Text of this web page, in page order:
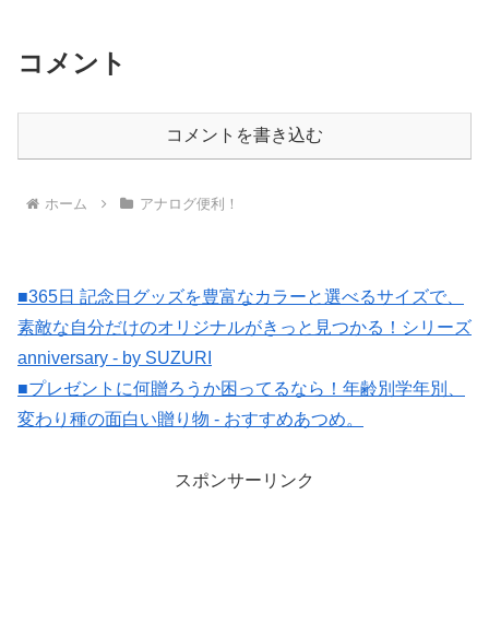
コメント
コメントを書き込む
ホーム アナログ便利！
■365日 記念日グッズを豊富なカラーと選べるサイズで、
素敵な自分だけのオリジナルがきっと見つかる！シリーズ
anniversary - by SUZURI
■プレゼントに何贈ろうか困ってるなら！年齢別学年別、
変わり種の面白い贈り物 - おすすめあつめ。
スポンサーリンク